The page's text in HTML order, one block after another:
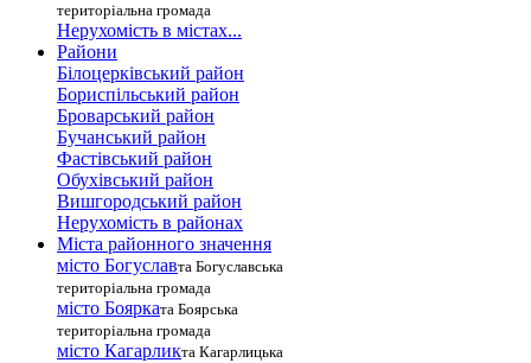
територіальна громада
Нерухомість в містах...
Райони
Білоцерківський район
Бориспільський район
Броварський район
Бучанський район
Фастівський район
Обухівський район
Вишгородський район
Нерухомість в районах
Міста районного значення
місто Богуславта Богуславська
територіальна громада
місто Боярката Боярська
територіальна громада
місто Кагарликта Кагарлицька